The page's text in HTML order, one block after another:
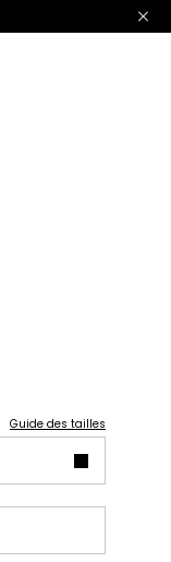
Guide des tailles